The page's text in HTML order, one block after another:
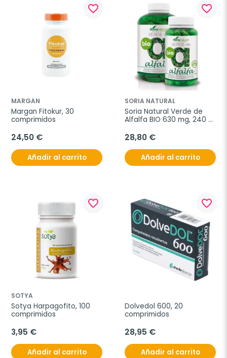
favorite_border
MARGAN
Margan Fitokur, 30
comprimidos
24,50 €
Añadir al carrito
favorite_border
SORIA NATURAL
Soria Natural Verde de
Alfalfa BIO 630 mg, 240
28,80 €
Añadir al carrito
favorite_border
SOTYA
Sotya Harpagofito, 100
comprimidos
3,95 €
Añadir al carrito
favorite_border
Dolvedol 600, 20
comprimidos
28,95 €
Añadir al carrito